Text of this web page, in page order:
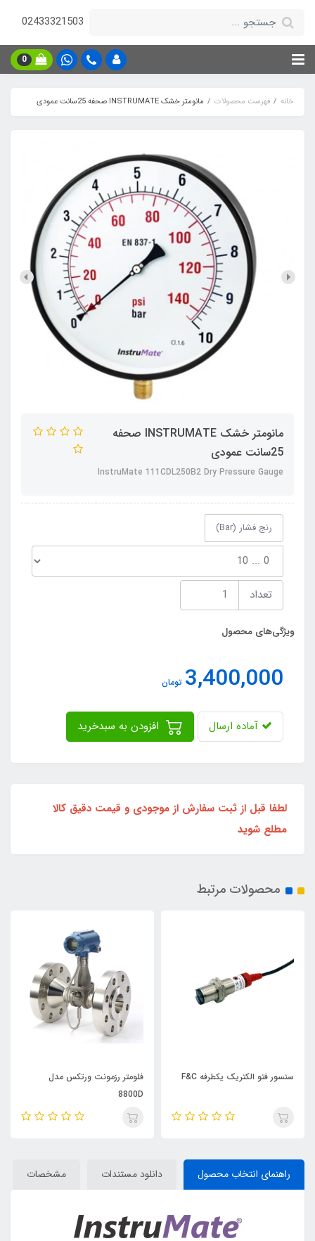
02433321503
0
خانه فهرست محصولات مانومتر خشک INSTRUMATE صحفه 25سانت عمودی
مانومتر خشک INSTRUMATE صحفه
25سانت عمودی
InstruMate 111CDL250B2 Dry Pressure Gauge
رنج فشار (Bar)
تعداد
ویژگی‌های محصول
3,400,000 تومان
آماده ارسال
لطفا قبل از ثبت سفارش از موجودی و قیمت دقیق کالا
مطلع شوید
محصولات مرتبط
سنسور فتو الکتریک یکطرفه F&C
فلومتر رزمونت ورتکس مدل
8800D
راهنمای انتخاب محصول دانلود مستندات مشخصات